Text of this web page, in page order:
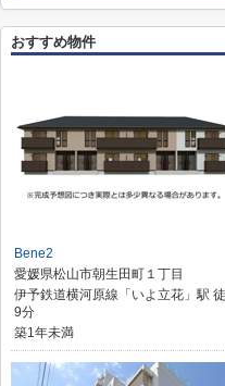
おすすめ物件
Bene2
愛媛県松山市朝生田町１丁目
伊予鉄道横河原線「いよ立花」駅
9分
築1年未満